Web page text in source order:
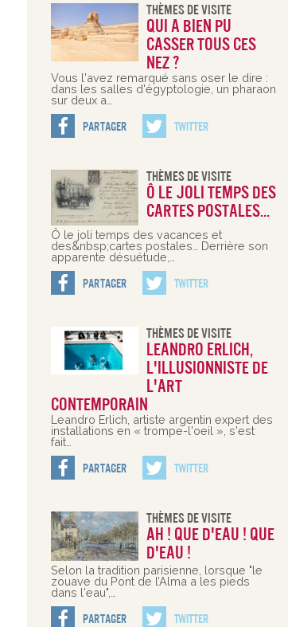
Thèmes De Visite
Qui a bien pu
casser tous ces
nez ?
Vous l'avez remarqué sans oser le dire :
dans les salles d'égyptologie, un pharaon
sur deux a…
Partager Twitter
Thèmes De Visite
Ô le joli temps des
cartes postales…
Ô le joli temps des vacances et
des&nbsp;cartes postales… Derrière son
apparente désuétude,…
Partager Twitter
Thèmes De Visite
Leandro Erlich,
l'illusionniste de
l'art
contemporain
Leandro Erlich, artiste argentin expert des
installations en « trompe-l'oeil », s'est
fait…
Partager Twitter
Thèmes De Visite
Ah ! Que d'eau ! Que
d'eau !
Selon la tradition parisienne, lorsque "le
zouave du Pont de l’Alma a les pieds
dans l'eau",…
Partager Twitter